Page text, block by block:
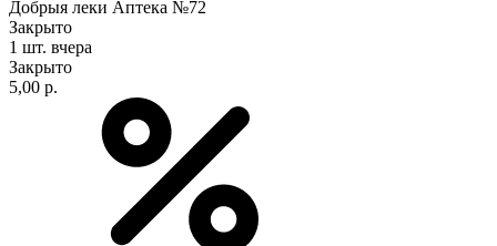
Добрыя леки Аптека №72
Закрыто
1 шт. вчера
Закрыто
5,00 р.